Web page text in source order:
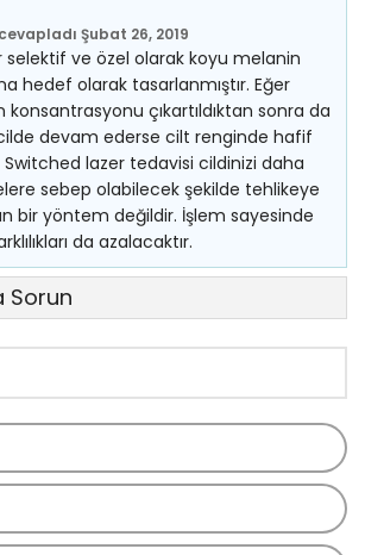
cevapladı Şubat 26, 2019
selektif ve özel olarak koyu melanin
hedef olarak tasarlanmıştır. Eğer
çıkartıldıktan sonra da
devam ederse cilt renginde hafif
Switched lazer tedavisi cildinizi daha
sebep olabilecek şekilde tehlikeye
bir yöntem değildir. İşlem sayesinde
da azalacaktır.
Sorun